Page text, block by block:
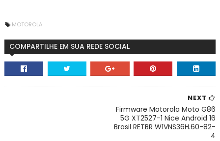
MOTOROLA
COMPARTILHE EM SUA REDE SOCIAL
NEXT
Firmware Motorola Moto G86
5G XT2527-1 Nice Android 16
Brasil RETBR W1VNS36H.60-82-
4